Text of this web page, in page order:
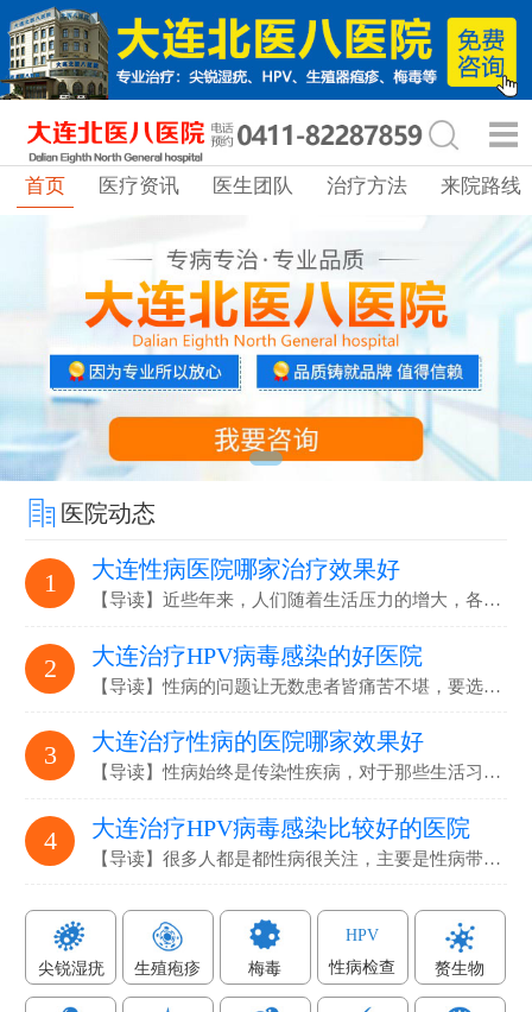
首页 医疗资讯 医生团队 治疗方法 来院路线
医院动态
1 大连性病医院哪家治疗效果好
【导读】近些年来，人们随着生活压力的增大，各…
2 大连治疗HPV病毒感染的好医院
【导读】性病的问题让无数患者皆痛苦不堪，要选…
3 大连治疗性病的医院哪家效果好
【导读】性病始终是传染性疾病，对于那些生活习…
4 大连治疗HPV病毒感染比较好的医院
【导读】很多人都是都性病很关注，主要是性病带…
尖锐湿疣 生殖疱疹 梅毒
HPV
性病检查
赘生物